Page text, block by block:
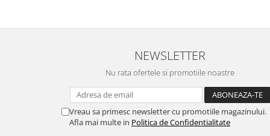
NEWSLETTER
Nu rata ofertele si promotiile noastre
Vreau sa primesc newsletter cu promotiile magazinului.
Afla mai multe in Politica de Confidentialitate